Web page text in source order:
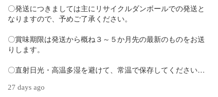
〇発送につきましては主にリサイクルダンボールでの発送と
なりますので、予めご了承ください。
〇賞味期限は発送から概ね３～５か月先の最新のものをお送
りします。
〇直射日光・高温多湿を避けて、常温で保存してください。
【原材料名】
27 days ago